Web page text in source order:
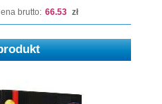
brutto: 66.53 zł